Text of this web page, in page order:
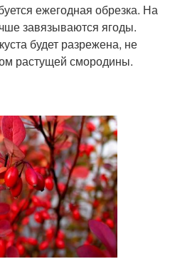
ежегодная обрезка. На
завязываются ягоды.
будет разрежена, не
растущей смородины.